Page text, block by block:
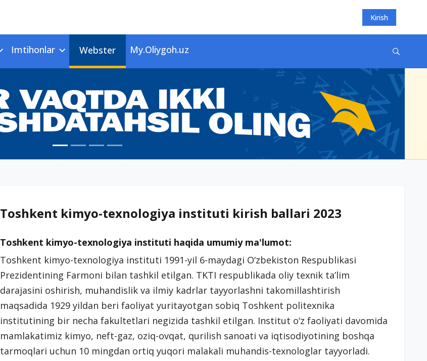
Kirish
Imtihonlar Webster My.Oliygoh.uz
Toshkent kimyo-texnologiya instituti kirish ballari 2023
Toshkent kimyo-texnologiya instituti haqida umumiy ma'lumot:
Toshkent kimyo-texnologiya instituti 1991-yil 6-maydagi O‘zbekiston Respublikasi
Prezidentining Farmoni bilan tashkil etilgan. TKTI respublikada oliy texnik ta’lim
darajasini oshirish, muhandislik va ilmiy kadrlar tayyorlashni takomillashtirish
maqsadida 1929 yildan beri faoliyat yuritayotgan sobiq Toshkent politexnika
institutining bir necha fakultetlari negizida tashkil etilgan. Institut o‘z faoliyati davomida
mamlakatimiz kimyo, neft-gaz, oziq-ovqat, qurilish sanoati va iqtisodiyotining boshqa
tarmoqlari uchun 10 mingdan ortiq yuqori malakali muhandis-texnologlar tayyorladi.